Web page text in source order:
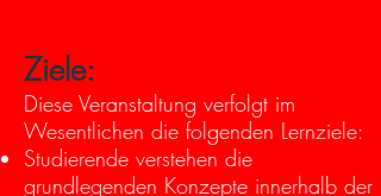
Ziele:
Diese Veranstaltung verfolgt im
Wesentlichen die folgenden Lernziele:
Studierende verstehen die
grundlegenden Konzepte innerhalb der